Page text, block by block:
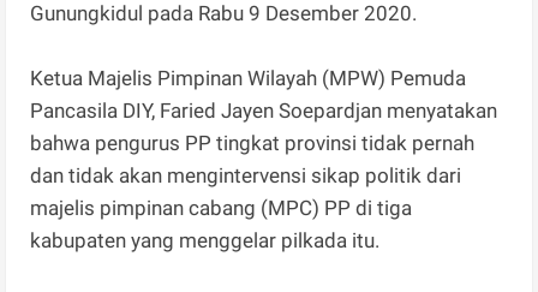
Gunungkidul pada Rabu 9 Desember 2020.
Ketua Majelis Pimpinan Wilayah (MPW) Pemuda
Pancasila DIY, Faried Jayen Soepardjan menyatakan
bahwa pengurus PP tingkat provinsi tidak pernah
dan tidak akan mengintervensi sikap politik dari
majelis pimpinan cabang (MPC) PP di tiga
kabupaten yang menggelar pilkada itu.